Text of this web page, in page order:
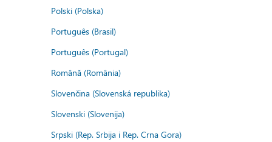
Polski (Polska)
Português (Brasil)
Português (Portugal)
Română (România)
Slovenčina (Slovenská republika)
Slovenski (Slovenija)
Srpski (Rep. Srbija i Rep. Crna Gora)